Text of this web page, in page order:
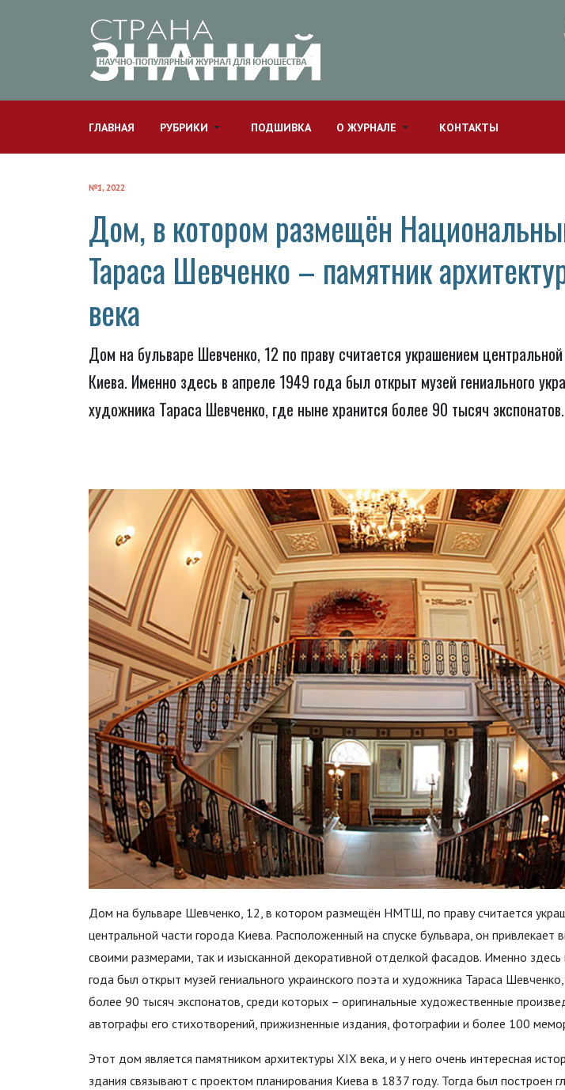
ГЛАВНАЯ РУБРИКИ ПОДШИВКА О ЖУРНАЛЕ КОНТАКТЫ
№1, 2022
Дом, в котором размещён
Тараса Шевченко – памятник
века
Дом на бульваре Шевченко, 12 по праву считается украшением
Киева. Именно здесь в апреле 1949 года был открыт музей гениального
художника Тараса Шевченко, где ныне хранится более 90 тысяч экспонатов.
Дом на бульваре Шевченко, 12, в котором размещён НМТШ, по праву считается
центральной части города Киева. Расположенный на спуске бульвара, он привлекает
своими размерами, так и изысканной декоративной отделкой фасадов. Именно
года был открыт музей гениального украинского поэта и художника Тараса
более 90 тысяч экспонатов, среди которых – оригинальные художественные
автографы его стихотворений, прижизненные издания, фотографии и более 100
Этот дом является памятником архитектуры XIX века, и у него очень интересная
здания связывают с проектом планирования Киева в 1837 году. Тогда был построен